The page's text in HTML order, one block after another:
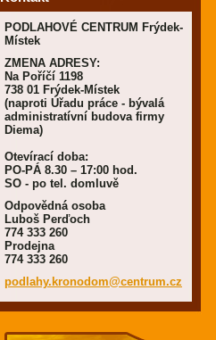
PODLAHOVÉ CENTRUM Frýdek-
Místek
ZMENA ADRESY:
Na Poříčí 1198
738 01 Frýdek-Místek
(naproti Úřadu práce - bývalá
administratívní budova firmy
Diema)
Otevírací doba:
PO-PÁ 8.30 – 17:00 hod.
SO - po tel. domluvě
Odpovědná osoba
Luboš Perďoch
774 333 260
Prodejna
774 333 260
podlahy. kronodom@centrum.cz